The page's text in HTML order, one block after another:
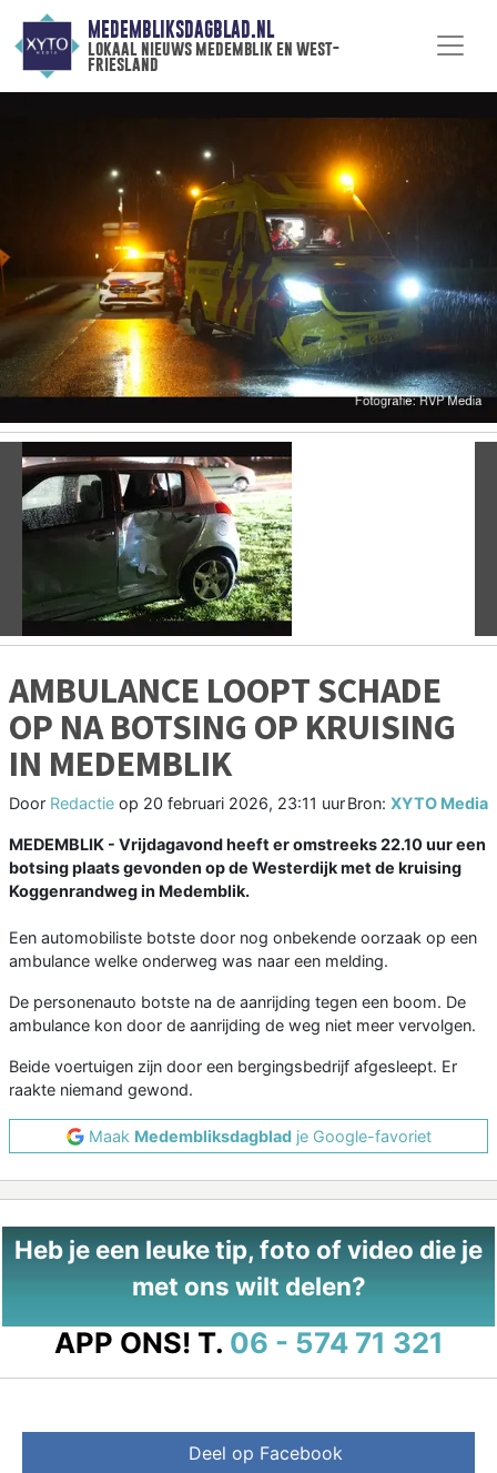
MEDEMBLIKSDAGBLAD.NL
lokaal nieuws medemblik en west-
friesland
AMBULANCE LOOPT SCHADE
OP NA BOTSING OP KRUISING
IN MEDEMBLIK
Door Redactie op 20 februari 2026, 23:11 uurBron: XYTO Media
MEDEMBLIK - Vrijdagavond heeft er omstreeks 22.10 uur een
botsing plaats gevonden op de Westerdijk met de kruising
Koggenrandweg in Medemblik.
Een automobiliste botste door nog onbekende oorzaak op een
ambulance welke onderweg was naar een melding.
De personenauto botste na de aanrijding tegen een boom. De
ambulance kon door de aanrijding de weg niet meer vervolgen.
Beide voertuigen zijn door een bergingsbedrijf afgesleept. Er
raakte niemand gewond.
Maak Medembliksdagbladje Google-favoriet
Heb je een leuke tip, foto of video die je
met ons wilt delen?
APP ONS! T. 06 - 574 71 321
Deel op Facebook